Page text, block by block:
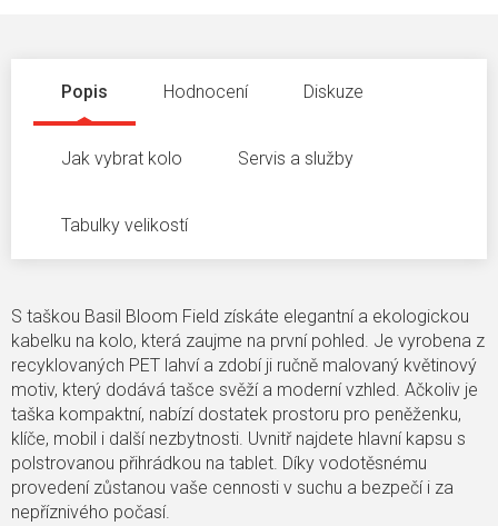
Popis Hodnocení Diskuze
Jak vybrat kolo Servis a služby
Tabulky velikostí
S taškou Basil Bloom Field získáte elegantní a ekologickou
kabelku na kolo, která zaujme na první pohled. Je vyrobena z
recyklovaných PET lahví a zdobí ji ručně malovaný květinový
motiv, který dodává tašce svěží a moderní vzhled. Ačkoliv je
taška kompaktní, nabízí dostatek prostoru pro peněženku,
klíče, mobil i další nezbytnosti. Uvnitř najdete hlavní kapsu s
polstrovanou přihrádkou na tablet. Díky vodotěsnému
provedení zůstanou vaše cennosti v suchu a bezpečí i za
nepříznivého počasí.